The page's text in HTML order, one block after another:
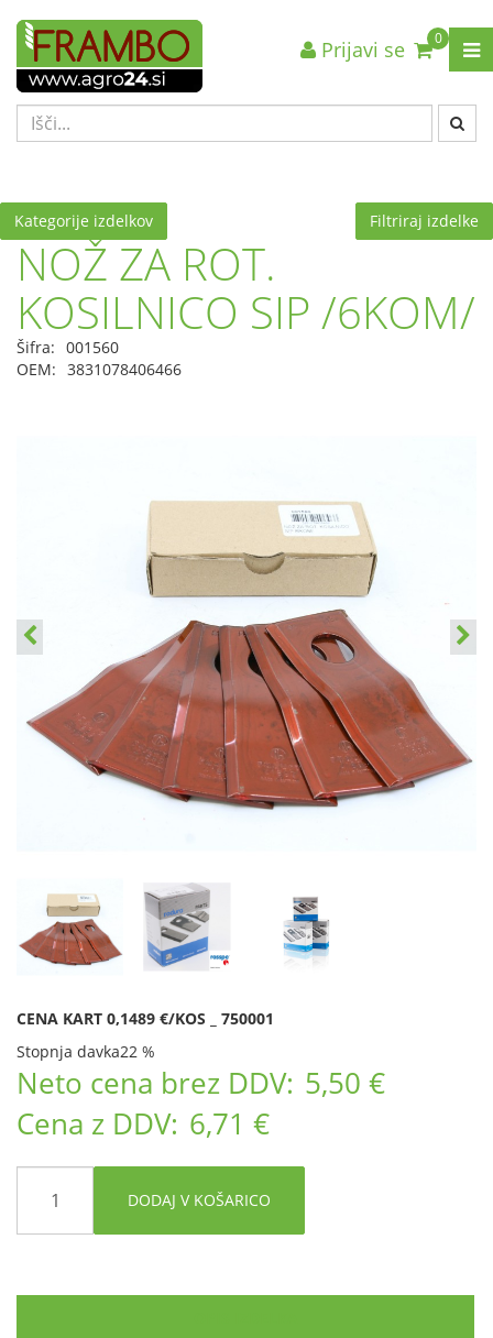
Nazaj en nivo
VRSTA 1
VRSTA 3
Nazaj en nivo
VRSTA 1
VRSTA 3
Nazaj en nivo
VRSTA 1
VRSTA 3
0
Prijavi se
Kategorije izdelkov Filtriraj izdelke
NOŽ ZA ROT.
KOSILNICO SIP /6KOM/
Šifra: 001560
OEM: 3831078406466
CENA KART 0,1489 €/KOS _ 750001
Stopnja davka22 %
Neto cena brez DDV: 5,50 €
Cena z DDV: 6,71 €
DODAJ V KOŠARICO